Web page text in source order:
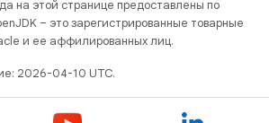
на этой странице предоставлены по
– это зарегистрированные товарные
и ее аффилированных лиц.
2026-04-10 UTC.